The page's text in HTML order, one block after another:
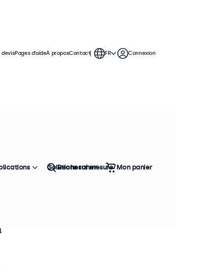
continue. Ces moniteurs
dans n'importe quelle
Top vente
devisPages d’aideÀ proposContact FR Connexion
Solutions sur mesure
Rechercher Mon panier